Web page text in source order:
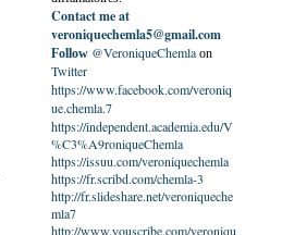
Contact me at
veroniquechemla5@gmail.com
Follow @VeroniqueChemlaon
Twitter
https://www.facebook.com/veroniq
ue.chemla.7
https://independent.academia.edu/V
%C3%A9roniqueChemla
https://issuu.com/veroniquechemla
https://fr.scribd.com/chemla-3
http://fr.slideshare.net/veroniqueche
mla7
http://www.youscribe.com/veroniqu